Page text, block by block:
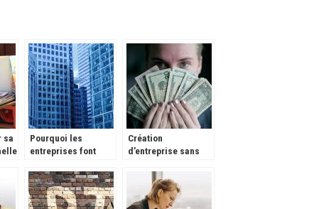
sa
Pourquoi les
entreprises font
traitants
Création
d’entreprise sans
personnel, c’est
possible avec le
prêt bancaire !